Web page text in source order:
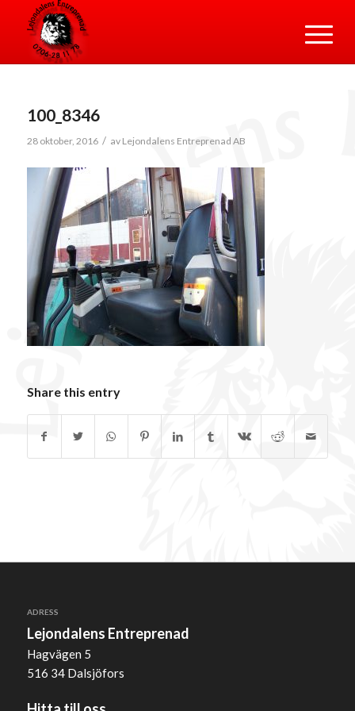
100_8346
28 oktober, 2016 / av Lejondalens Entreprenad AB
Share this entry
ADRESS
Lejondalens Entreprenad
Hagvägen 5
516 34 Dalsjöfors